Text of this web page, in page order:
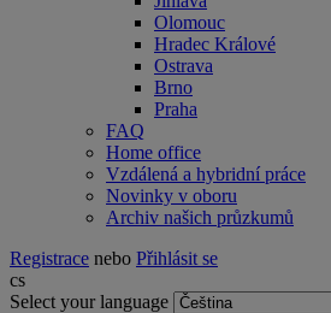
Olomouc
Hradec Králové
Ostrava
Brno
Praha
FAQ
Home office
Vzdálená a hybridní práce
Novinky v oboru
Archiv našich průzkumů
Registrace nebo Přihlásit se
cs
Select your language